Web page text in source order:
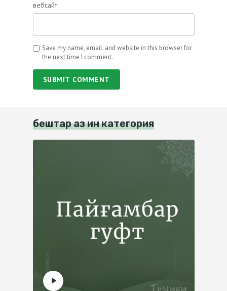
вебсайт
Save my name, email, and website in this browser for
the next time I comment.
SUBMIT COMMENT
бештар аз ин категория